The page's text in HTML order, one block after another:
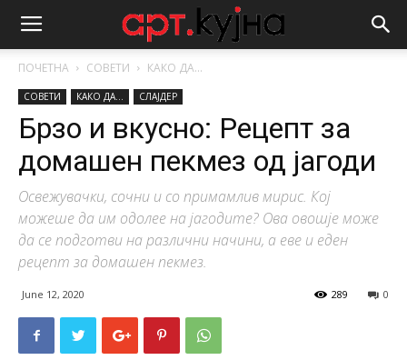
ПОЧЕТНА СОВЕТИ КАКО ДА...
СОВЕТИ КАКО ДА... СЛАЈДЕР
Брзо и вкусно: Рецепт за
домашен пекмез од јагоди
Освежувачки, сочни и со примамлив мирис. Кој
можеше да им одолее на јагодите? Ова овошје може
да се подготви на различни начини, а еве и еден
рецепт за домашен пекмез.
June 12, 2020 0
289